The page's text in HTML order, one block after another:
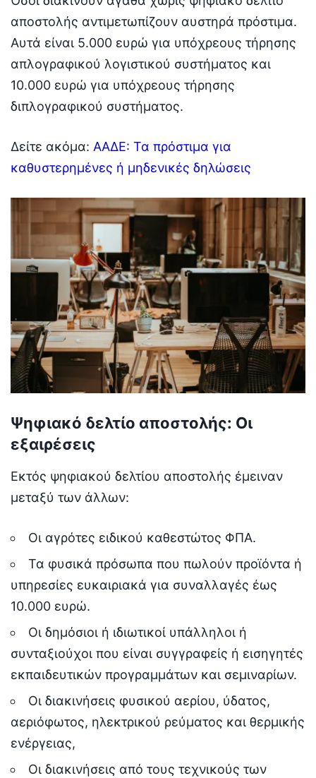
αποστολής αντιμετωπίζουν αυστηρά πρόστιμα.
Αυτά είναι 5.000 ευρώ για υπόχρεους τήρησης
απλογραφικού λογιστικού συστήματος και
10.000 ευρώ για υπόχρεους τήρησης
διπλογραφικού συστήματος.
Δείτε ακόμα: ΑΑΔΕ: Τα πρόστιμα για
καθυστερημένες ή μηδενικές δηλώσεις
Ψηφιακό δελτίο αποστολής: Οι
εξαιρέσεις
Εκτός ψηφιακού δελτίου αποστολής έμειναν
μεταξύ των άλλων:
Οι αγρότες ειδικού καθεστώτος ΦΠΑ.
Τα φυσικά πρόσωπα που πωλούν προϊόντα ή
υπηρεσίες ευκαιριακά για συναλλαγές έως
10.000 ευρώ.
Οι δημόσιοι ή ιδιωτικοί υπάλληλοι ή
συνταξιούχοι που είναι συγγραφείς ή εισηγητές
εκπαιδευτικών προγραμμάτων και σεμιναρίων.
Οι διακινήσεις φυσικού αερίου, ύδατος,
αεριόφωτος, ηλεκτρικού ρεύματος και θερμικής
ενέργειας,
Οι διακινήσεις από τους τεχνικούς των